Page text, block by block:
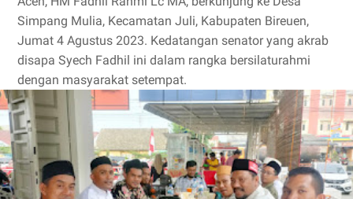
Simpang Mulia, Kecamatan Juli, Kabupaten Bireuen,
Jumat 4 Agustus 2023. Kedatangan senator yang akrab
disapa Syech Fadhil ini dalam rangka bersilaturahmi
dengan masyarakat setempat.